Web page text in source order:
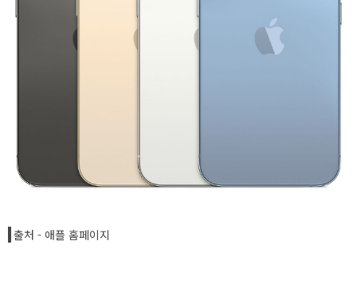
출처 - 애플 홈페이지